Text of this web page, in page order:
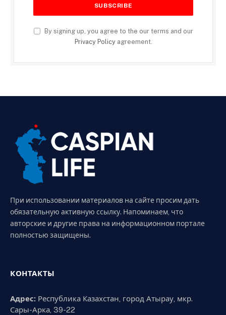
By signing up, you agree to the our terms and our
Privacy Policyagreement.
При использовании материалов на сайте просим дать
обязательную активную ссылку. Напоминаем, что
авторские и другие права на информационном портале
полностью защищены.
КОНТАКТЫ
Адрес: Республика Казахстан, город Атырау, мкр.
Сары-Арка, 39-22